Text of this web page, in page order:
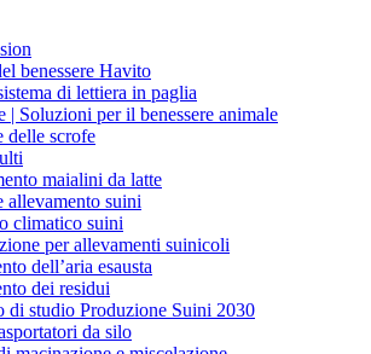
benessere Havito
di lettiera in paglia
| Soluzioni per il benessere animale
delle scrofe
maialini da latte
allevamento suini
climatico suini
per allevamenti suinicoli
dell’aria esausta
dei residui
di studio Produzione Suini 2030
da silo